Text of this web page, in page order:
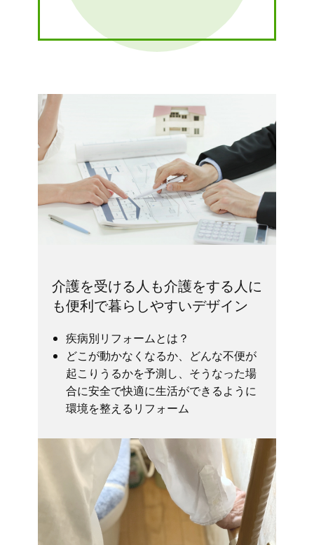
介護を受ける人も介護をする人に
も便利で暮らしやすいデザイン
疾病別リフォームとは？
どこが動かなくなるか、どんな不便が
起こりうるかを予測し、そうなった場
合に安全で快適に生活ができるように
環境を整えるリフォーム